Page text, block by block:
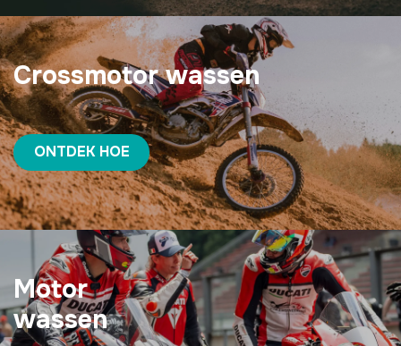
Crossmotor wassen
ONTDEK HOE
Motor
wassen